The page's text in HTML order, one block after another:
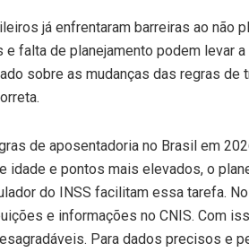
já enfrentaram barreiras ao não
e falta de planejamento podem levar
sobre as mudanças das regras
de aposentadoria no Brasil em
idade e pontos mais elevados, o
do INSS facilitam essa tarefa.
e informações no CNIS. Com
Para dados precisos e